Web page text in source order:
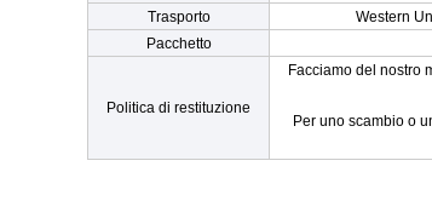
Trasporto
Western
Pacchetto
Politica di restituzione
Facciamo del nostro
Per uno scambio o